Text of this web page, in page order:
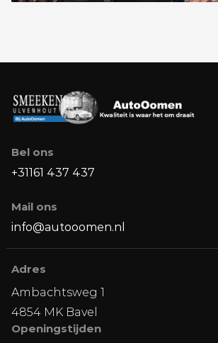
Bel ons
+31161 437 437
Mail ons
info@autooomen.nl
Adres
Ambachtsweg 1
4854 MK Bavel
Openingstijden